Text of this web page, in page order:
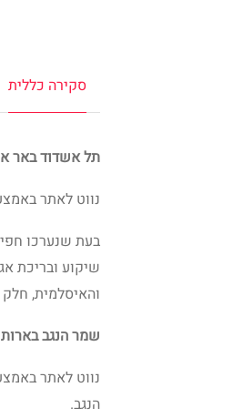
סקירה כללית
תל אשדוד באר
נווט לאתר
בעת שנערכו
שיקוע ובריכת
והאיסלמית,
שמר הנגב
נווט לאתר
הנגב.